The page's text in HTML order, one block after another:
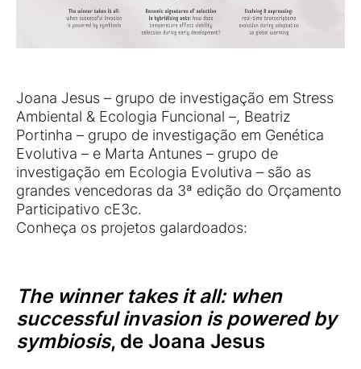
Joana Jesus – grupo de investigação em Stress
Ambiental & Ecologia Funcional –, Beatriz
Portinha – grupo de investigação em Genética
Evolutiva – e Marta Antunes – grupo de
investigação em Ecologia Evolutiva – são as
grandes vencedoras da 3ª edição do Orçamento
Participativo cE3c.
Conheça os projetos galardoados:
The winner takes it all: when
successful invasion is powered by
symbiosis, de Joana Jesus